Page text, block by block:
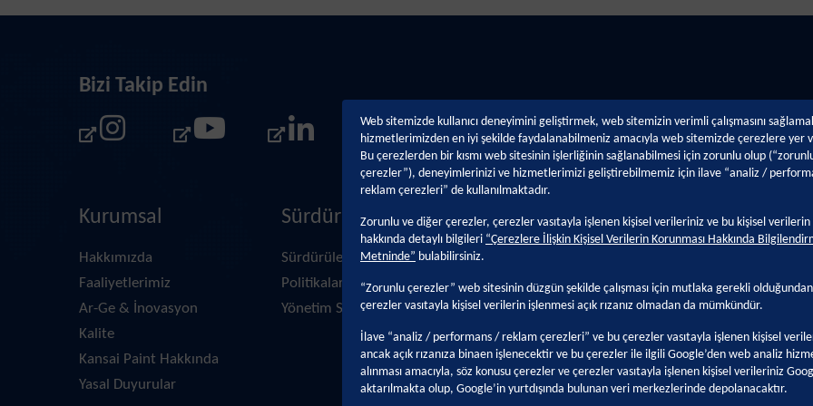
Bizi Takip Edin
Kurumsal
Hakkımızda
Faaliyetlerimiz
Ar-Ge & İnovasyon
Kalite
Kansai Paint Hakkında
Yasal Duyurular
Sürdürülebilirlik
Sürdürülebilirlik Yaklaşımımız
Politikalar ve İlkeler
Yönetim Sistemleri ve Belgeler
Teknik Destek
Boya Uygulama Teknikleri
Teknolojik Trendler
Boya Terimleri
Kansai
Kansai
Staj
Web sitemizde kullanıcı deneyimini geliştirmek, web sitemizin verimli çalışmasını
hizmetlerimizden en iyi şekilde faydalanabilmeniz amacıyla web sitemizde çerezlere yer
Bu çerezlerden bir kısmı web sitesinin işlerliğinin sağlanabilmesi için zorunlu olup
çerezler”), deneyimlerinizi ve hizmetlerimizi geliştirebilmemiz için ilave “analiz /
reklam çerezleri” de kullanılmaktadır.
Zorunlu ve diğer çerezler, çerezler vasıtayla işlenen kişisel verileriniz ve bu kişisel verilerin
hakkında detaylı bilgileri “Çerezlere İlişkin Kişisel Verilerin Korunması Hakkında
Metninde” bulabilirsiniz.
“Zorunlu çerezler” web sitesinin düzgün şekilde çalışması için mutlaka gerekli
çerezler vasıtayla kişisel verilerin işlenmesi açık rızanız olmadan da mümkündür.
İlave “analiz / performans / reklam çerezleri” ve bu çerezler vasıtayla işlenen kişisel
ancak açık rızanıza binaen işlenecektir ve bu çerezler ile ilgili Google’den web analiz
alınması amacıyla, söz konusu çerezler ve çerezler vasıtayla işlenen kişisel verileriniz
aktarılmakta olup, Google’in yurtdışında bulunan veri merkezlerinde depolanacaktır.